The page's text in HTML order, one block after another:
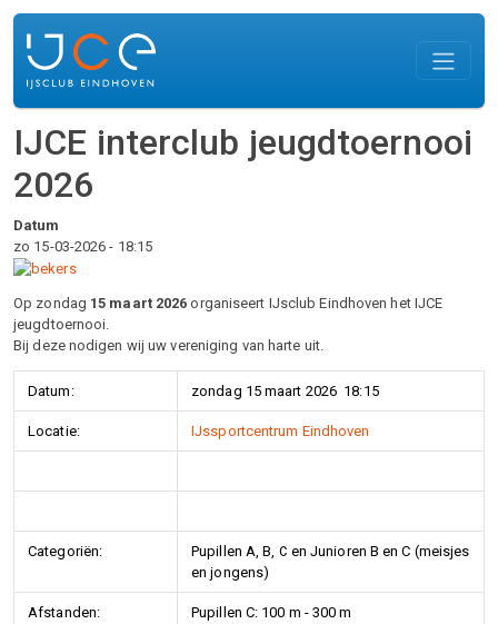
Overslaan en naar de inhoud gaan
IJCE interclub jeugdtoernooi
2026
Datum
zo 15-03-2026 - 18:15
Op zondag 15 maart 2026 organiseert IJsclub Eindhoven het IJCE
jeugdtoernooi.
Bij deze nodigen wij uw vereniging van harte uit.
Datum: zondag 15 maart 2026 18:15
Locatie: IJssportcentrum Eindhoven
Categoriën:
Pupillen A, B, C en Junioren B en C (meisjes
en jongens)
Afstanden:
Pupillen C: 100 m - 300 m